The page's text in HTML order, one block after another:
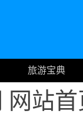
旅游宝典
网站